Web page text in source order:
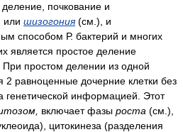
деление, почкование и
или шизогония (см.), и
способом Р. бактерий и многих
является простое деление
простом делении из одной
2 равноценные дочерние клетки без
генетической информацией. Этот
включает фазы роста (см.),
цитокинеза (разделения